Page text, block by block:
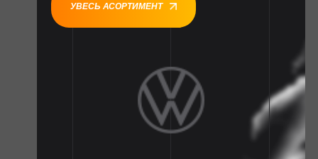
УВЕСЬ АСОРТИМЕНТ